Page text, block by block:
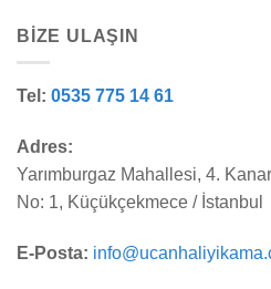
BIZE ULAŞIN
Tel: 0535 775 14 61
Adres:
Yarımburgaz Mahallesi, 4.
No: 1, Küçükçekmece / İstanbul
E-Posta: